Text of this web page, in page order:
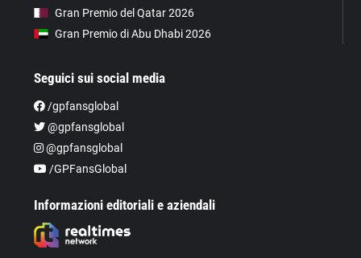
Gran Premio del Qatar 2026
Gran Premio di Abu Dhabi 2026
Seguici sui social media
/gpfansglobal
@gpfansglobal
@gpfansglobal
/GPFansGlobal
Informazioni editoriali e aziendali